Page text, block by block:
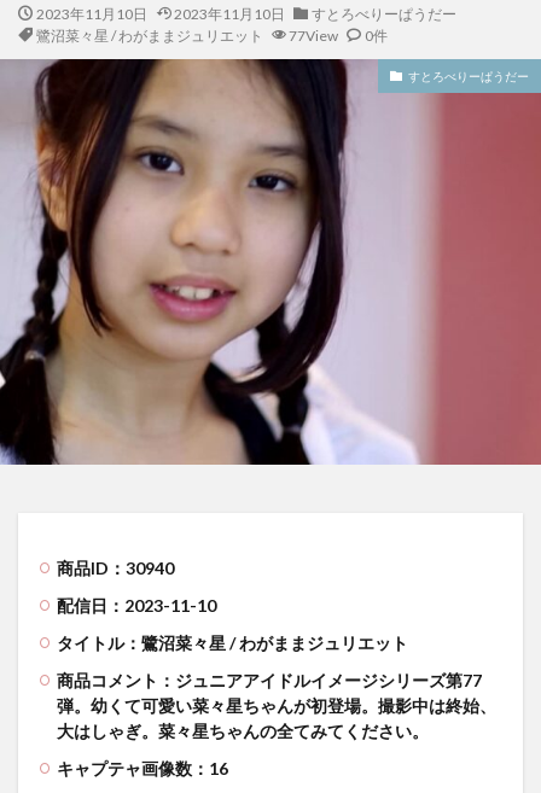
2023年11月10日 2023年11月10日
すとろべりーぱうだー
鷺沼菜々星 / わがままジュリエット
77View 0件
すとろべりーぱうだー
商品ID：30940
配信日：2023-11-10
タイトル：鷺沼菜々星 / わがままジュリエット
商品コメント： ジュニアアイドルイメージシリーズ第77
弾。幼くて可愛い菜々星ちゃんが初登場。撮影中は終始、
大はしゃぎ。菜々星ちゃんの全てみてください。
キャプテャ画像数：16